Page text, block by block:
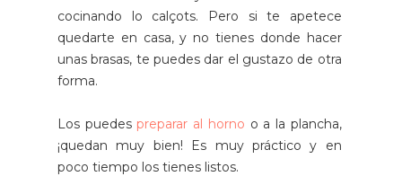
cocinando lo calçots. Pero si te apetece
quedarte en casa, y no tienes donde hacer
unas brasas, te puedes dar el gustazo de otra
forma.
Los puedes preparar al horno o a la plancha,
¡quedan muy bien! Es muy práctico y en
poco tiempo los tienes listos.